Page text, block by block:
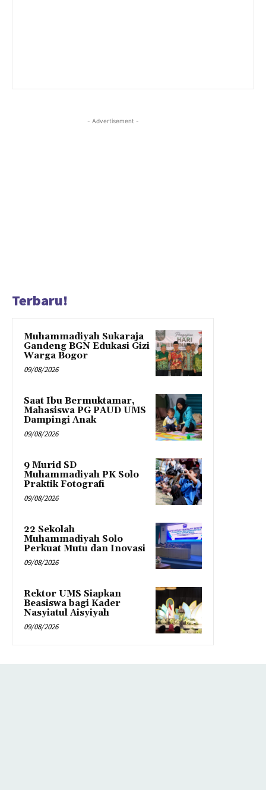
- Advertisement -
Terbaru!
Muhammadiyah Sukaraja
Gandeng BGN Edukasi Gizi
Warga Bogor
09/08/2026
Saat Ibu Bermuktamar,
Mahasiswa PG PAUD UMS
Dampingi Anak
09/08/2026
9 Murid SD
Muhammadiyah PK Solo
Praktik Fotografi
09/08/2026
22 Sekolah
Muhammadiyah Solo
Perkuat Mutu dan Inovasi
09/08/2026
Rektor UMS Siapkan
Beasiswa bagi Kader
Nasyiatul Aisyiyah
09/08/2026